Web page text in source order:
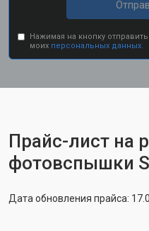
Нажимая на кнопку
моих персональных данных.
Прайс-лист на
фотовспышки
Дата обновления прайса: